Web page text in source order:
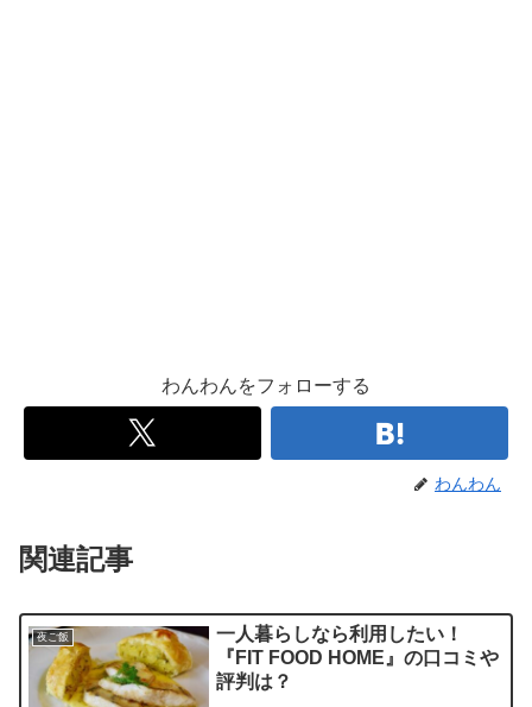
わんわんをフォローする
わんわん
関連記事
夜ご飯
一人暮らしなら利用したい！
『FIT FOOD HOME』の口コミや
評判は？